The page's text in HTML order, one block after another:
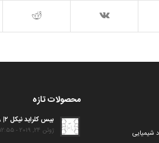
شیمیایی
محصولات تازه
بیس کلراید نیکل ۲| ۸۱۸۱۵۸
ژوئن 24, 2019 - 12:55 ب.ظ